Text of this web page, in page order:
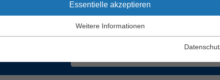
nach Begriffen und
Essentielle akzeptieren
Essentielle Cookies werden für grundlegende Funktionen der
einwandfrei funktioniert.
Weitere Informationen